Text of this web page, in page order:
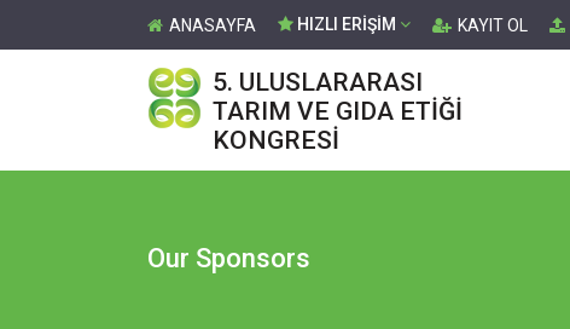
ANASAYFA HIZLI ERİŞİM KAYIT OL
5. ULUSLARARASI
TARIM VE GIDA ETİĞİ
KONGRESİ
Our Sponsors